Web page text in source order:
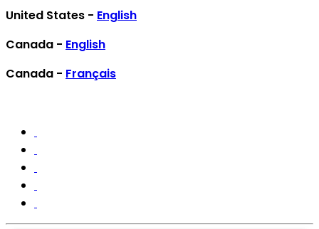
United States - English
Canada - English
Canada - Français